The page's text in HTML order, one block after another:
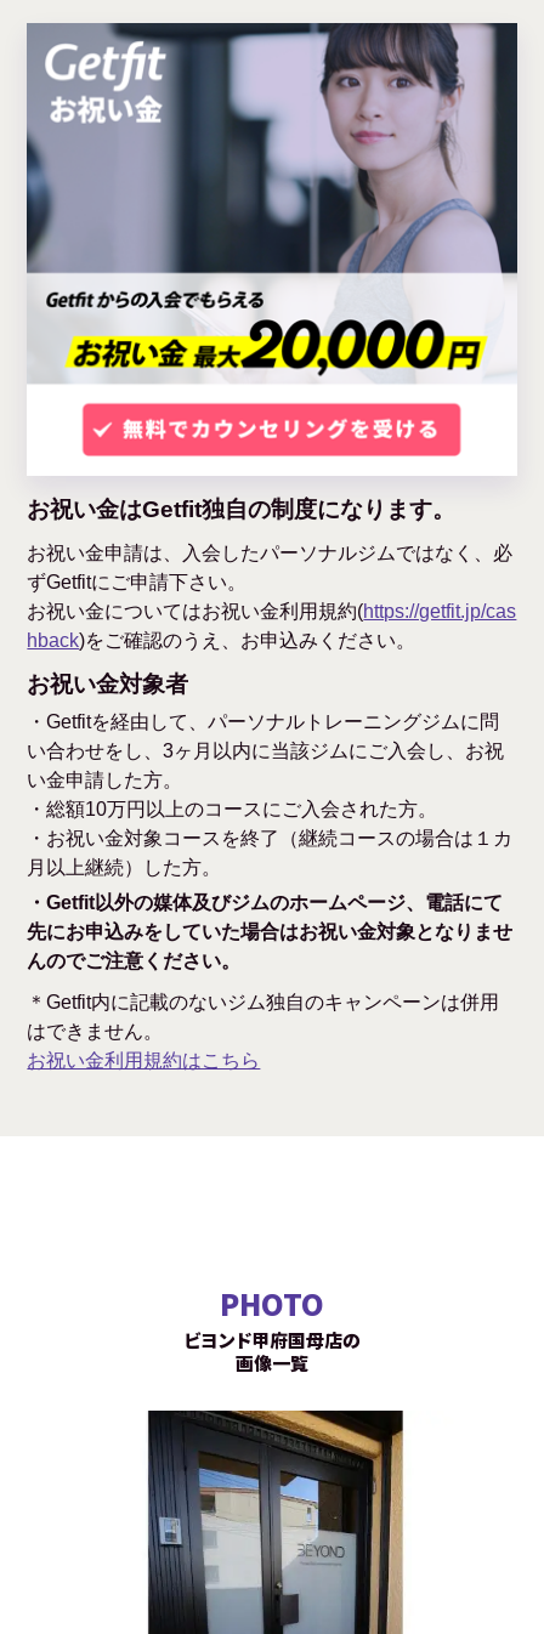
お祝い金はGetfit独自の制度になります。
お祝い金申請は、入会したパーソナルジムではなく、必
ずGetfitにご申請下さい。
お祝い金についてはお祝い金利用規約(https://getfit.jp/cas
hback)をご確認のうえ、お申込みください。
お祝い金対象者
・Getfitを経由して、パーソナルトレーニングジムに問
い合わせをし、3ヶ月以内に当該ジムにご入会し、お祝
い金申請した方。
・総額10万円以上のコースにご入会された方。
・お祝い金対象コースを終了（継続コースの場合は１カ
月以上継続）した方。
・Getfit以外の媒体及びジムのホームページ、電話にて
先にお申込みをしていた場合はお祝い金対象となりませ
んのでご注意ください。
＊Getfit内に記載のないジム独自のキャンペーンは併用
はできません。
お祝い金利用規約はこちら
PHOTO
ビヨンド甲府国母店の
画像一覧